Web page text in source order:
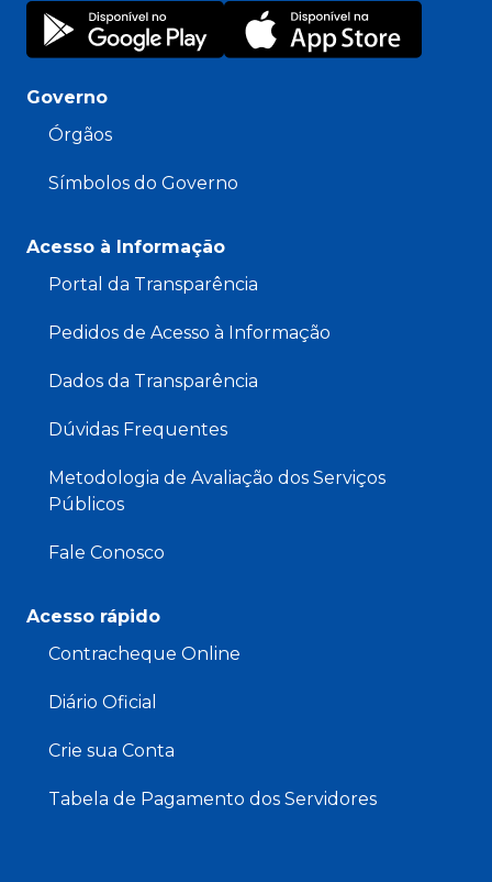
Governo
Órgãos
Símbolos do Governo
Acesso à Informação
Portal da Transparência
Pedidos de Acesso à Informação
Dados da Transparência
Dúvidas Frequentes
Metodologia de Avaliação dos Serviços
Públicos
Fale Conosco
Acesso rápido
Contracheque Online
Diário Oficial
Crie sua Conta
Tabela de Pagamento dos Servidores